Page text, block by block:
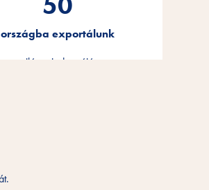
országba exportálunk
a világ minden tájára.